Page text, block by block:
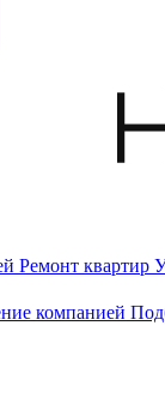
Ремонт квартир
компанией